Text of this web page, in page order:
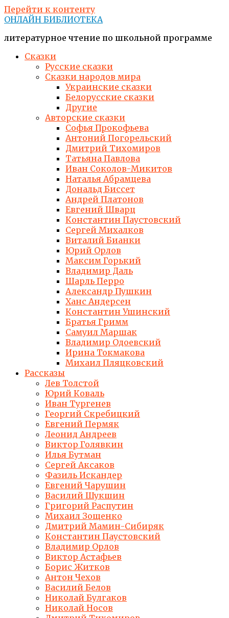
Перейти к контенту
ОНЛАЙН БИБЛИОТЕКА
литературное чтение по школьной программе
Сказки
Русские сказки
Сказки народов мира
Украинские сказки
Белорусские сказки
Другие
Авторские сказки
Софья Прокофьева
Антоний Погорельский
Дмитрий Тихомиров
Татьяна Павлова
Иван Соколов-Микитов
Наталья Абрамцева
Дональд Биссет
Андрей Платонов
Евгений Шварц
Константин Паустовский
Сергей Михалков
Виталий Бианки
Юрий Орлов
Максим Горький
Владимир Даль
Шарль Перро
Александр Пушкин
Ханс Андерсен
Константин Ушинский
Братья Гримм
Самуил Маршак
Владимир Одоевский
Ирина Токмакова
Михаил Пляцковский
Рассказы
Лев Толстой
Юрий Коваль
Иван Тургенев
Георгий Скребицкий
Евгений Пермяк
Леонид Андреев
Виктор Голявкин
Илья Бутман
Сергей Аксаков
Фазиль Искандер
Евгений Чарушин
Василий Шукшин
Григорий Распутин
Михаил Зощенко
Дмитрий Мамин-Сибиряк
Константин Паустовский
Владимир Орлов
Виктор Астафьев
Борис Житков
Антон Чехов
Василий Белов
Николай Булгаков
Николай Носов